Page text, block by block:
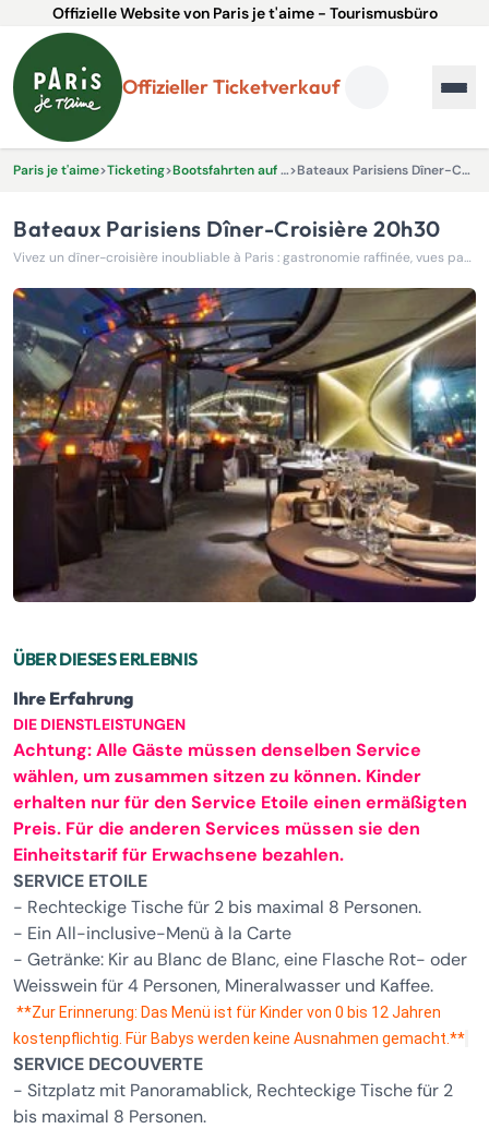
Offizielle Website von Paris je t'aime - Tourismusbüro
Offizieller Ticketverkauf
Paris je t'aime>Ticketing> Bootsfahrten auf der Seine> Bateaux Parisiens Dîner-Croisière 20h30
Bateaux Parisiens Dîner-Croisière 20h30
Vivez un dîner-croisière inoubliable à Paris : gastronomie raffinée, vues panoramiques et ambiance élégante sur la Seine, pour une soirée magique de 2h15.
ÜBER DIESES ERLEBNIS
Ihre Erfahrung
DIE DIENSTLEISTUNGEN
Achtung: Alle Gäste müssen denselben Service
wählen, um zusammen sitzen zu können. Kinder
erhalten nur für den Service Etoile einen ermäßigten
Preis. Für die anderen Services müssen sie den
Einheitstarif für Erwachsene bezahlen.
SERVICE ETOILE
- Rechteckige Tische für 2 bis maximal 8 Personen.
- Ein All-inclusive-Menü à la Carte
- Getränke: Kir au Blanc de Blanc, eine Flasche Rot- oder
Weisswein für 4 Personen, Mineralwasser und Kaffee.
**Zur Erinnerung: Das Menü ist für Kinder von 0 bis 12 Jahren
kostenpflichtig. Für Babys werden keine Ausnahmen gemacht.**
SERVICE DECOUVERTE
- Sitzplatz mit Panoramablick, Rechteckige Tische für 2
bis maximal 8 Personen.